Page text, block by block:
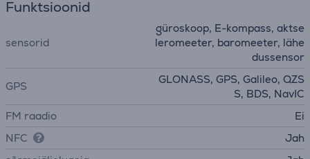
Funktsioonid
sensorid
güroskoop, E-kompass, aktse
leromeeter, baromeeter, lähe
dussensor
GPS
GLONASS, GPS, Galileo, QZS
S, BDS, NavIC
FM raadio
Ei
NFC
Jah